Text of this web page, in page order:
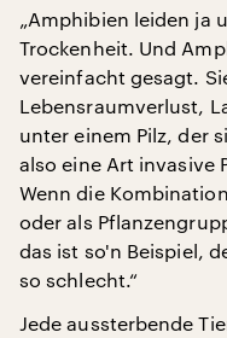
„Amphibien leiden ja
Trockenheit. Und
vereinfacht gesagt.
Lebensraumverlust,
unter einem Pilz, der
also eine Art invasive
Wenn die
oder als
das ist so'n Beispiel,
so schlecht.“
Jede aussterbende